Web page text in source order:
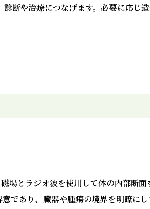
断や治療につなげます。必要に応じ
ラジオ波を使用して体の内部断面
であり、臓器や腫瘍の境界を明瞭にし